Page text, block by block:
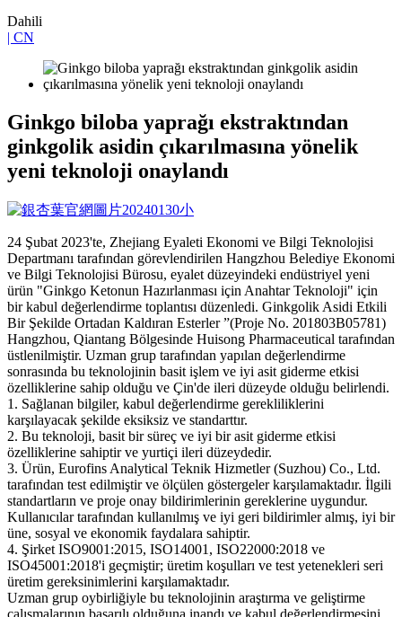
Dahili
| CN
Ginkgo biloba yaprağı ekstraktından
ginkgolik asidin çıkarılmasına yönelik
yeni teknoloji onaylandı
24 Şubat 2023'te, Zhejiang Eyaleti Ekonomi ve Bilgi Teknolojisi
Departmanı tarafından görevlendirilen Hangzhou Belediye Ekonomi
ve Bilgi Teknolojisi Bürosu, eyalet düzeyindeki endüstriyel yeni
ürün "Ginkgo Ketonun Hazırlanması için Anahtar Teknoloji" için
bir kabul değerlendirme toplantısı düzenledi. Ginkgolik Asidi Etkili
Bir Şekilde Ortadan Kaldıran Esterler ”(Proje No. 201803B05781)
Hangzhou, Qiantang Bölgesinde Huisong Pharmaceutical tarafından
üstlenilmiştir. Uzman grup tarafından yapılan değerlendirme
sonrasında bu teknolojinin basit işlem ve iyi asit giderme etkisi
özelliklerine sahip olduğu ve Çin'de ileri düzeyde olduğu belirlendi.
1. Sağlanan bilgiler, kabul değerlendirme gerekliliklerini
karşılayacak şekilde eksiksiz ve standarttır.
2. Bu teknoloji, basit bir süreç ve iyi bir asit giderme etkisi
özelliklerine sahiptir ve yurtiçi ileri düzeydedir.
3. Ürün, Eurofins Analytical Teknik Hizmetler (Suzhou) Co., Ltd.
tarafından test edilmiştir ve ölçülen göstergeler karşılamaktadır. İlgili
standartların ve proje onay bildirimlerinin gereklerine uygundur.
Kullanıcılar tarafından kullanılmış ve iyi geri bildirimler almış, iyi bir
üne, sosyal ve ekonomik faydalara sahiptir.
4. Şirket ISO9001:2015, ISO14001, ISO22000:2018 ve
ISO45001:2018'i geçmiştir; üretim koşulları ve test yetenekleri seri
üretim gereksinimlerini karşılamaktadır.
Uzman grup oybirliğiyle bu teknolojinin araştırma ve geliştirme